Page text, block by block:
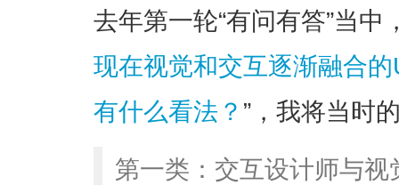
去年第一轮“有问有答”当中
现在视觉和交互逐渐融合
有什么看法？ ”，我将当时
第一类：交互设计师与